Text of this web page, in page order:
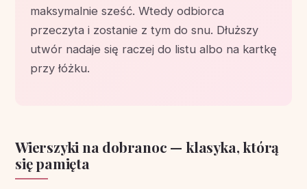
maksymalnie sześć. Wtedy odbiorca
przeczyta i zostanie z tym do snu. Dłuższy
utwór nadaje się raczej do listu albo na kartkę
przy łóżku.
Wierszyki na dobranoc — klasyka, którą
się pamięta